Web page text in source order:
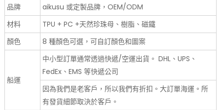
品牌
aikusu 或定製品牌，OEM/ODM
材料
TPU + PC +天然珍珠母、樹脂、磁鐵
顏色
8 種顏色可選，可自訂顏色和圖案
船運
中小型訂單通常透過快遞/空運出貨。 DHL、UPS、
FedEx、EMS 等快遞公司
因為我們是老客戶，所以我們有折扣。大訂單海運。所
有發貨細節取決於客戶。